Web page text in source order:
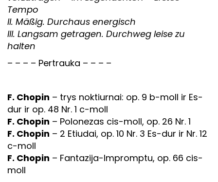
Tempo
II. Mäßig. Durchaus energisch
III. Langsam getragen. Durchweg leise zu
halten
– – – – Pertrauka – – – –
F. Chopin – trys noktiurnai: op. 9 b-moll ir Es-
dur ir op. 48 Nr. 1 c-moll
F. Chopin – Polonezas cis-moll, op. 26 Nr. 1
F. Chopin – 2 Etiudai, op. 10 Nr. 3 Es-dur ir Nr. 12
c-moll
F. Chopin – Fantazija-Impromptu, op. 66 cis-
moll